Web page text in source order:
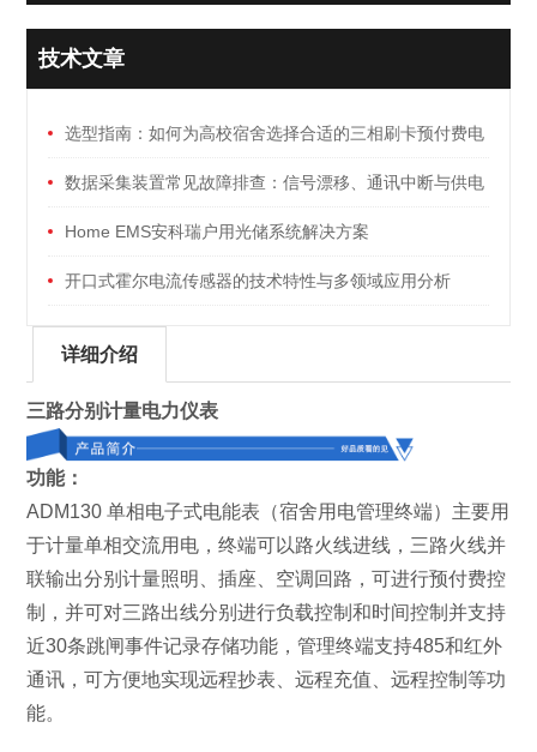
技术文章
选型指南：如何为高校宿舍选择合适的三相刷卡预付费电
能表数据采集装置常见故障排查：信号漂移、通讯中断与供电
异常Home EMS安科瑞户用光储系统解决方案
开口式霍尔电流传感器的技术特性与多领域应用分析
详细介绍
三路分别计量电力仪表
功能：
ADM130 单相电子式电能表（宿舍用电管理终端）主要用
于计量单相交流用电，终端可以路火线进线，三路火线并
联输出分别计量照明、插座、空调回路，可进行预付费控
制，并可对三路出线分别进行负载控制和时间控制并支持
近30条跳闸事件记录存储功能，管理终端支持485和红外
通讯，可方便地实现远程抄表、远程充值、远程控制等功
能。